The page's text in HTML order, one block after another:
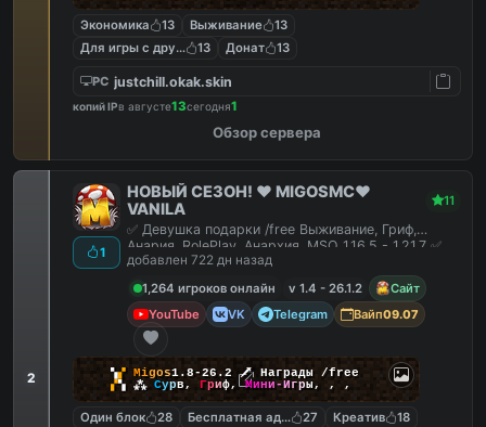
Экономика 13 Выживание
13
Для игры с другом13 Донат 13
PC justchill.okak.skin
копий IPв августе13сегодня1
Обзор сервера
2
1
НОВЫЙ СЕЗОН! ❤️ MIGOSMC❤️
VANILA
11
✅ Девушка подарки /free Выживание, Гриф,
Анария, RolePlay, Анархия, MSO 1.16.5 - 1.21.7 ✅
добавлен 722 дн назад
1,264 игроков онлайн
v 1.4 - 26.1.2
Сайт
YouTube
VK Telegram Вайп09.07
▚▞ Migos1.8-26.2🗡 Награды /free
▞▚ ⁂ Сурв, Гриф,Мини-Игры, , ,
Один блок 28 Бесплатная админка
27 Креатив
18